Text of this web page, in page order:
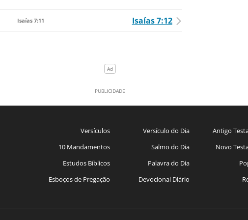
Isaías 7:11 Isaías 7:12
Versículos
10 Mandamentos
Estudos Bíblicos
Esboços de Pregação
Versículo do Dia
Salmo do Dia
Palavra do Dia
Devocional Diário
Antigo
Novo